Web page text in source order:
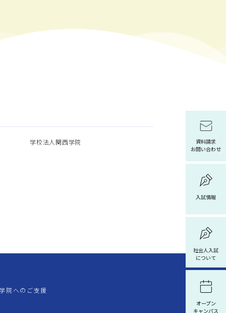
資料請求
お問い合わせ
入試情報
社会人入試
について
オープン
キャンパス
学校法人関西学院
院へのご支援